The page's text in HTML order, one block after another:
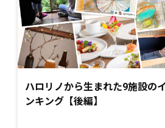
ハロリノから生まれた9施設の
ンキング【後編】